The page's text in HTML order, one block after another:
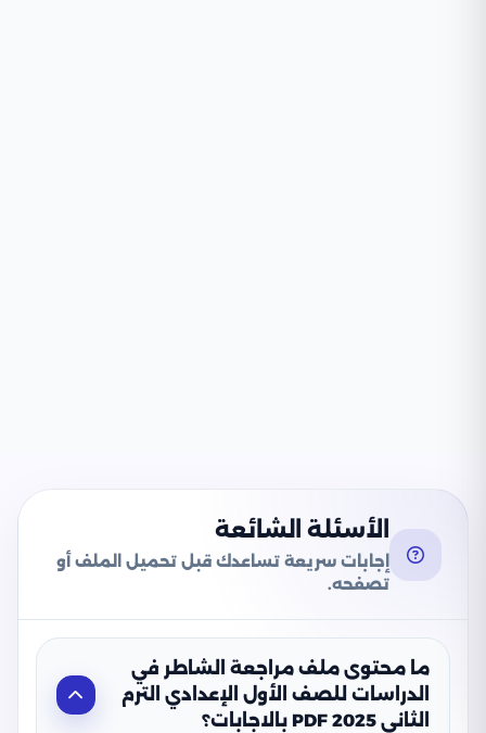
الأسئلة الشائعة
إجابات سريعة تساعدك قبل تحميل الملف أو
تصفحه.
ما محتوى ملف مراجعة الشاطر في
الدراسات للصف الأول الإعدادي الترم
الثاني 2025 PDF بالاجابات؟